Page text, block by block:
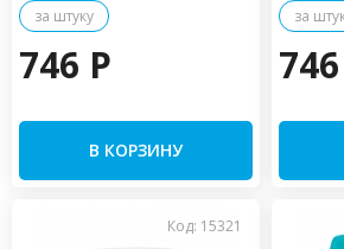
за штуку
746 P
В КОРЗИНУ
за
Код: 15321